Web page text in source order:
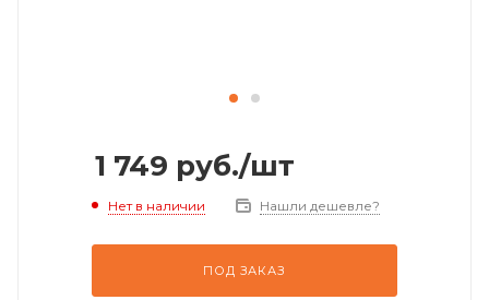
1 749 руб./шт
Нет в наличии Нашли дешевле?
ПОД ЗАКАЗ